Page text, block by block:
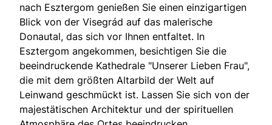
nach Esztergom genießen Sie einen einzigartigen
Blick von der Visegrád auf das malerische
Donautal, das sich vor Ihnen entfaltet. In
Esztergom angekommen, besichtigen Sie die
beeindruckende Kathedrale "Unserer Lieben Frau",
die mit dem größten Altarbild der Welt auf
Leinwand geschmückt ist. Lassen Sie sich von der
majestätischen Architektur und der spirituellen